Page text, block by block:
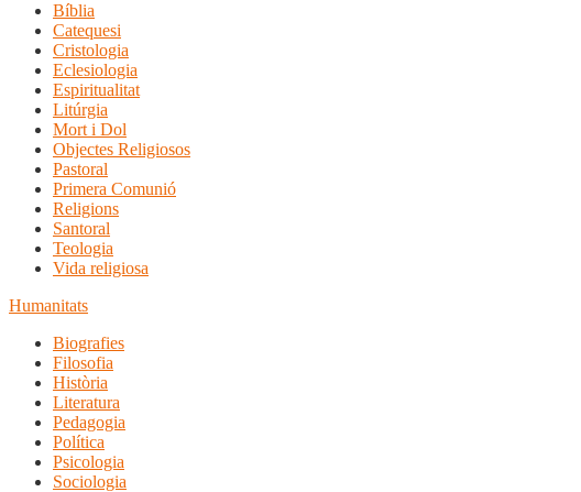
Bíblia
Catequesi
Cristologia
Eclesiologia
Espiritualitat
Litúrgia
Mort i Dol
Objectes Religiosos
Pastoral
Primera Comunió
Religions
Santoral
Teologia
Vida religiosa
Humanitats
Biografies
Filosofia
Història
Literatura
Pedagogia
Política
Psicologia
Sociologia